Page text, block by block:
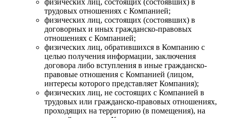
физических лиц, состоящих (состоявших) в
трудовых отношениях с Компанией;
физических лиц, состоящих (состоявших) в
договорных и иных гражданско-правовых
отношениях с Компанией;
физических лиц, обратившихся в Компанию с
целью получения информации, заключения
договора либо вступления в иные гражданско-
правовые отношения с Компанией (лицом,
интересы которого представляет Компания);
физических лиц, не состоящих с Компанией в
трудовых или гражданско-правовых отношениях,
проходящих на территорию (в помещения), на